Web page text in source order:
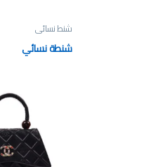
شنط نسائي
شنطة نسائي